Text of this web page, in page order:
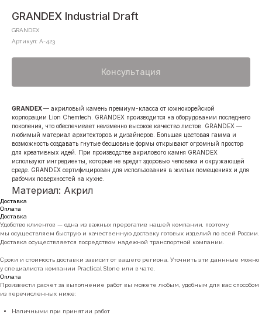
GRANDEX Industrial Draft
GRANDEX
Артикул: A-423
Консультация
GRANDEX— акриловый камень премиум-класса от южнокорейской
корпорации Lion Chemtech. GRANDEX производится на оборудовании последнего
поколения, что обеспечивает неизменно высокое качество листов. GRANDEX —
любимый материал архитекторов и дизайнеров. Большая цветовая гамма и
возможность создавать гнутые бесшовные формы открывают огромный простор
для креативных идей. При производстве акрилового камня GRANDEX
используют ингредиенты, которые не вредят здоровью человека и окружающей
среде. GRANDEX сертифицирован для использования в жилых помещениях и для
рабочих поверхностей на кухне.
Материал: Акрил
Доставка
Оплата
Доставка
Удобство клиентов — одна из важных прерогатив нашей компании, поэтому
мы осуществляем быструю и качественную доставку готовых изделий по всей России.
Доставка осуществляется посредством надежной транспортной компании.
Сроки и стоимость доставки зависит от вашего региона. Уточнить эти даннные можно
у специалиста компании Practical Stone или в чате.
Оплата
Произвести расчет за выполнение работ вы можете любым, удобным для вас способом
из перечисленных ниже:
Наличными при принятии работ